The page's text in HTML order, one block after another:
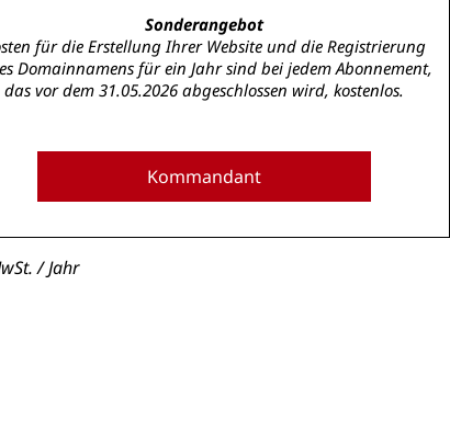
Sonderangebot
für die Erstellung Ihrer Website und die Registrierung
Domainnamens für ein Jahr sind bei jedem Abonnement,
das vor dem 31.05.2026 abgeschlossen wird, kostenlos.
Kommandant
/ Jahr